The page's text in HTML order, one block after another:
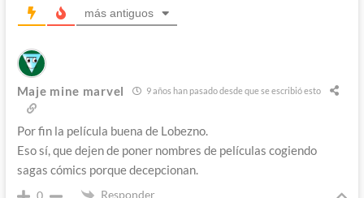
más antiguos
Maje mine marvel 9 años han pasado desde que se escribió esto
Por fin la película buena de Lobezno.
Eso sí, que dejen de poner nombres de películas cogiendo
sagas cómics porque decepcionan.
Responder